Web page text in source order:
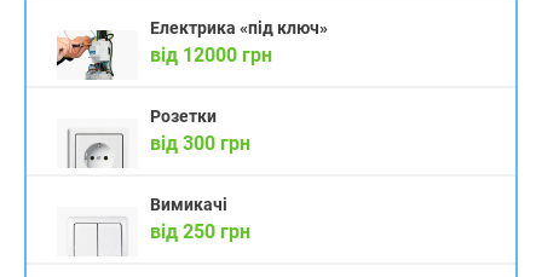
Електрика «під ключ»
від 12000 грн
Розетки
від 300 грн
Вимикачі
від 250 грн